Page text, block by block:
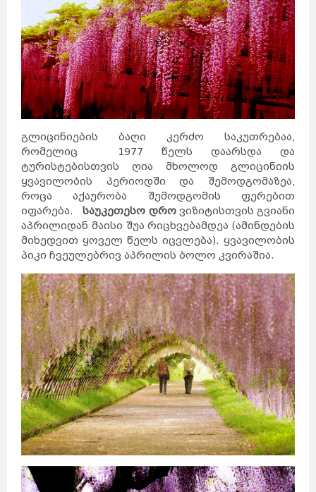
გლიცინიების ბაღი კერძო საკუთრებაა,
რომელიც 1977 წელს დაარსდა და
ტურისტებისთვის ღია მხოლოდ გლიცინიის
ყვავილობის პერიოდში და შემოდგომაზეა,
როცა აქაურობა შემოდგომის ფერებით
იფარება.საუკეთესო დრო ვიზიტისთვის გვიანი
აპრილიდან მაისი შუა რიცხვებამდეა (ამინდების
მიხედვით ყოველ წელს იცვლება). ყვავილობის
პიკი ჩვეულებრივ აპრილის ბოლო კვირაშია.